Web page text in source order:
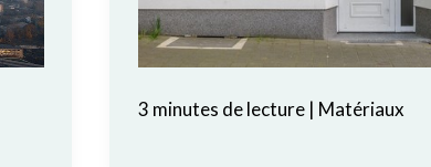
3 minutes de lecture| Matériaux